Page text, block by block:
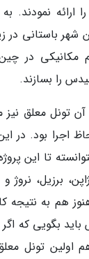
ارائه نمودند.
باستانی در
مکانیکی در
را بسازند.
تونل معلق نیز
اجرا بود. در
تا این
برزیل،
هم به نتیجه
بگویی که اگر
هم اولین تونل